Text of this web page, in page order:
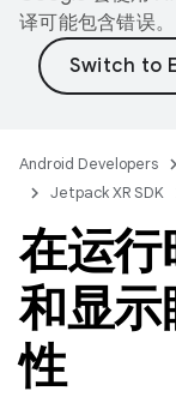
译可能包含错误。
Android Developers
Jetpack XR SDK
在运行
和显示
性